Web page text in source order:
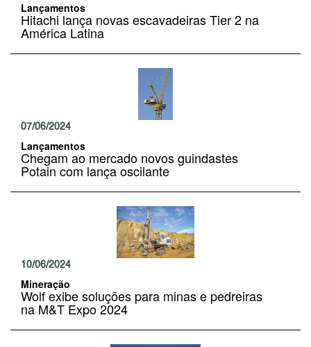
Lançamentos
Hitachi lança novas escavadeiras Tier 2 na
América Latina
07/06/2024
Lançamentos
Chegam ao mercado novos guindastes
Potain com lança oscilante
10/06/2024
Mineração
Wolf exibe soluções para minas e pedreiras
na M&T Expo 2024